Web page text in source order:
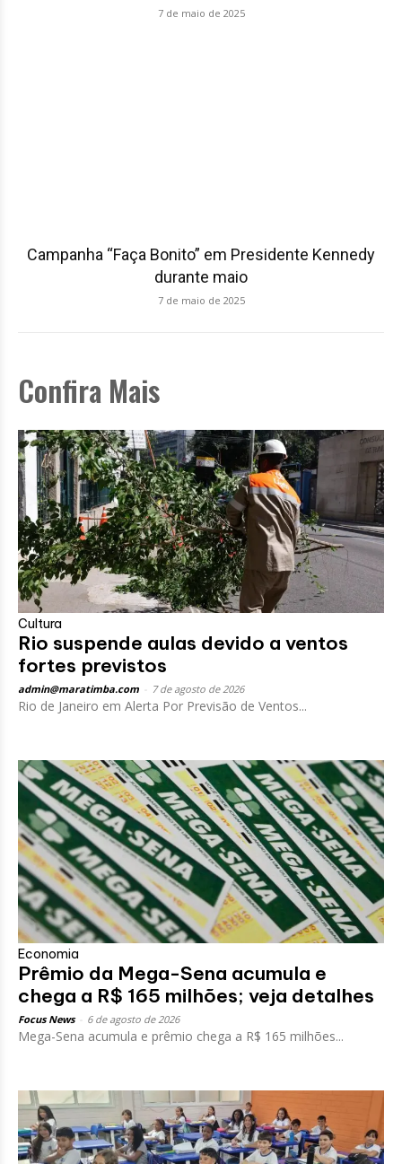
7 de maio de 2025
Campanha “Faça Bonito” em Presidente Kennedy
durante maio
7 de maio de 2025
Confira Mais
Cultura
Rio suspende aulas devido a ventos
fortes previstos
admin@maratimba.com 7 de agosto de 2026
Rio de Janeiro em Alerta Por Previsão de Ventos...
Economia
Prêmio da Mega-Sena acumula e
chega a R$ 165 milhões; veja detalhes
Focus News 6 de agosto de 2026
Mega-Sena acumula e prêmio chega a R$ 165 milhões...